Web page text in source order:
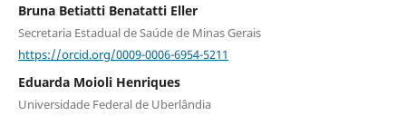
Bruna Betiatti Benatatti Eller
Secretaria Estadual de Saúde de Minas Gerais
https://orcid.org/0009-0006-6954-5211
Eduarda Moioli Henriques
Universidade Federal de Uberlândia